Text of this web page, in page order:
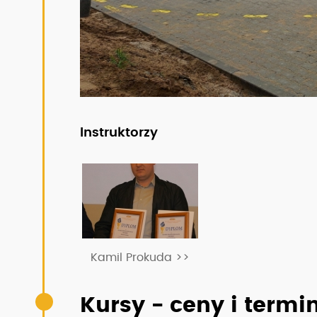
Instruktorzy
Kamil Prokuda >>
Kursy - ceny i